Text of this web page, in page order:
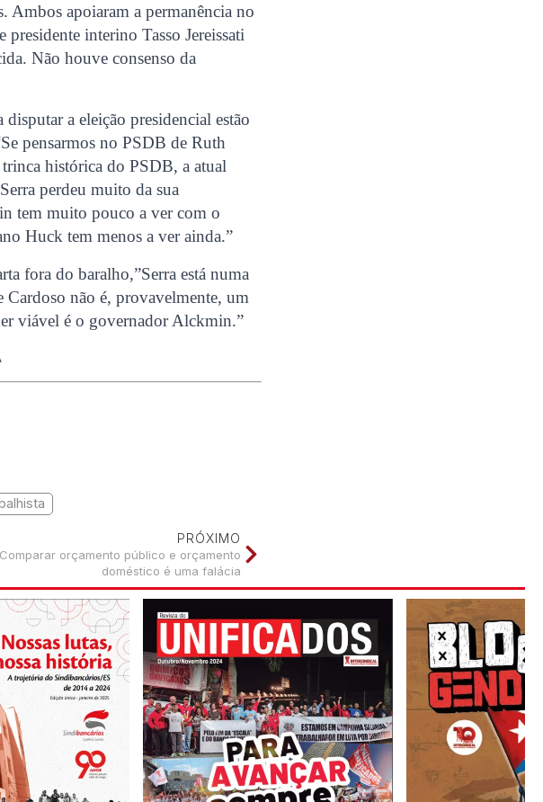
apoiaram a permanência no
interino Tasso Jereissati
Não houve consenso da
a eleição presidencial estão
pensarmos no PSDB de Ruth
histórica do PSDB, a atual
perdeu muito da sua
tem muito pouco a ver com o
Huck tem menos a ver ainda.”
fora do baralho,”Serra está numa
Cardoso não é, provavelmente, um
viável é o governador Alckmin.”
PRÓXIMO
Comparar orçamento público e orçamento
doméstico é uma falácia